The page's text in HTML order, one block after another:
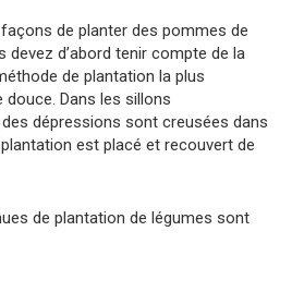
façons de planter des pommes de
devez d’abord tenir compte de la
de plantation la plus
Dans les sillons
dépressions sont creusées dans
est placé et recouvert de
de plantation de légumes sont